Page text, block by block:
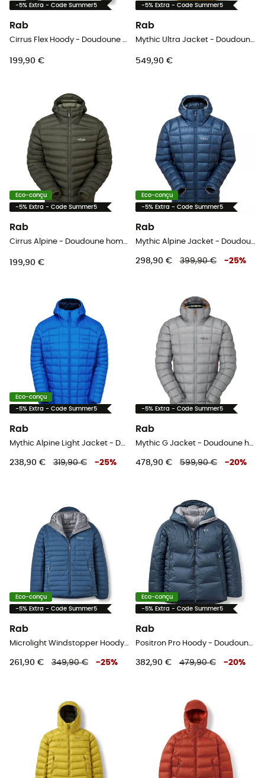
-5% Extra - Code Summer5
Rab
Cirrus Flex Hoody - Doudoune homme
199,90 €
-5% Extra - Code Summer5
Rab
Mythic Ultra Jacket - Doudoune homme
549,90 €
Eco-conçu
-5% Extra - Code Summer5
Rab
Cirrus Alpine - Doudoune homme
199,90 €
Eco-conçu
-5% Extra - Code Summer5
Rab
Mythic Alpine Jacket - Doudoune homme
298,90 € 399,90 € -25%
Eco-conçu
-5% Extra - Code Summer5
Rab
Mythic Alpine Light Jacket - Doudoune homme
238,90 € 319,90 € -25%
-5% Extra - Code Summer5
Rab
Mythic G Jacket - Doudoune homme
478,90 € 599,90 € -20%
Eco-conçu
-5% Extra - Code Summer5
Rab
Microlight Windstopper Hoody - Doudoune homme
261,90 € 349,90 € -25%
Eco-conçu
-5% Extra - Code Summer5
Rab
Positron Pro Hoody - Doudoune homme
382,90 € 479,90 € -20%